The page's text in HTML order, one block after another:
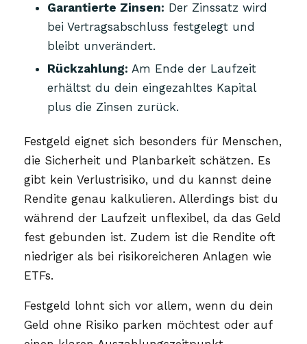
Garantierte Zinsen: Der Zinssatz wird
bei Vertragsabschluss festgelegt und
bleibt unverändert.
Rückzahlung: Am Ende der Laufzeit
erhältst du dein eingezahltes Kapital
plus die Zinsen zurück.
Festgeld eignet sich besonders für Menschen,
die Sicherheit und Planbarkeit schätzen. Es
gibt kein Verlustrisiko, und du kannst deine
Rendite genau kalkulieren. Allerdings bist du
während der Laufzeit unflexibel, da das Geld
fest gebunden ist. Zudem ist die Rendite oft
niedriger als bei risikoreicheren Anlagen wie
ETFs.
Festgeld lohnt sich vor allem, wenn du dein
Geld ohne Risiko parken möchtest oder auf